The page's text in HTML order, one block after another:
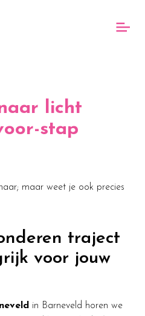
licht
stap
maar weet je ook precies
traject
voor jouw
in Barneveld horen we